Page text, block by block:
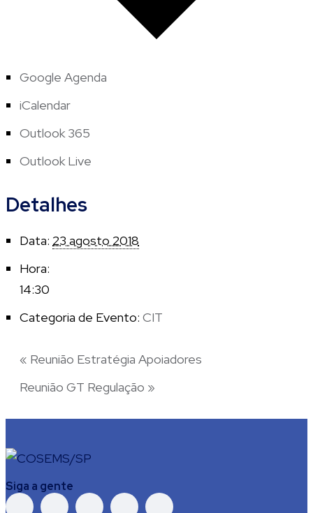
Google Agenda
iCalendar
Outlook 365
Outlook Live
Detalhes
Data: 23 agosto 2018
Hora:
14:30
Categoria de Evento: CIT
« Reunião Estratégia Apoiadores
Reunião GT Regulação »
Siga a gente